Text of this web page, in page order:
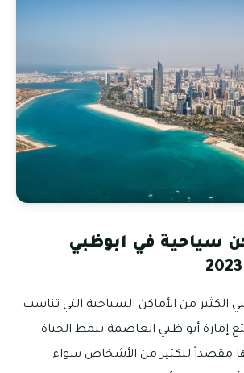
سياحية في ابوظبي
الكثير من الأماكن السياحية التي تناسب
إمارة أبو ظبي العاصمة بنمط الحياة
مقصداً للكثير من الأشخاص سواء